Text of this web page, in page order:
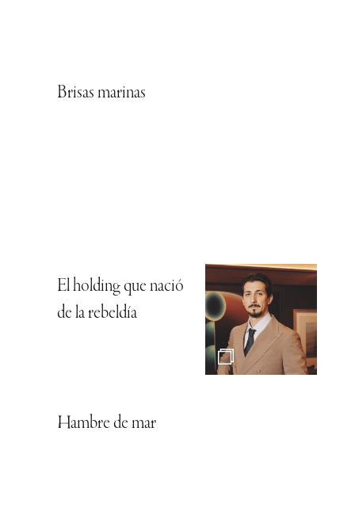
Brisas marinas
El holding que nació
de la rebeldía
Hambre de mar